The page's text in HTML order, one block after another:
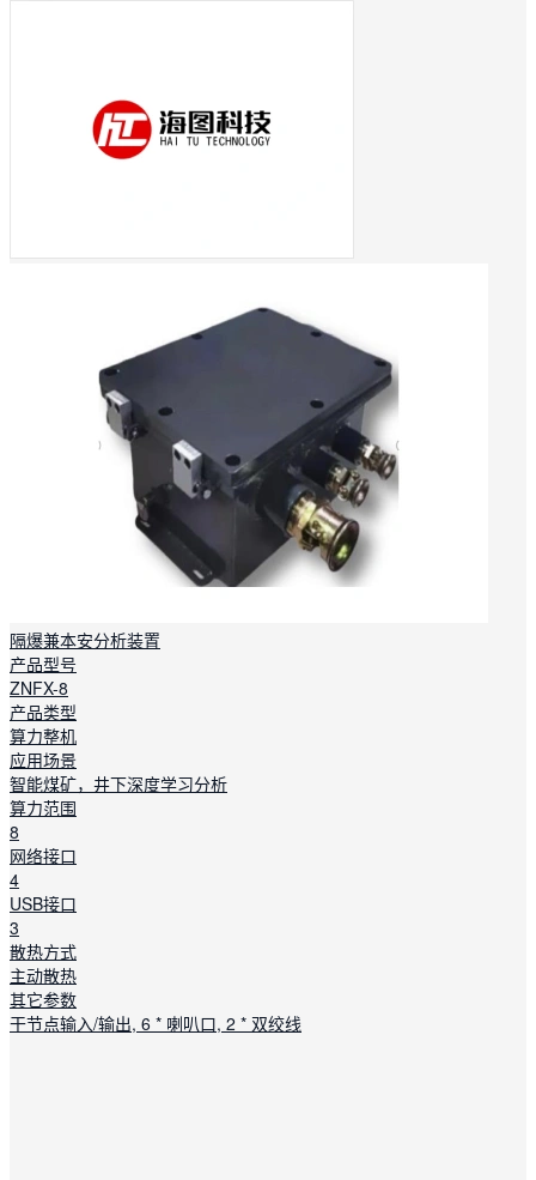
隔爆兼本安分析装置
产品型号
ZNFX-8
产品类型
算力整机
应用场景
智能煤矿，井下深度学习分析
算力范围
8
网络接口
4
USB接口
3
散热方式
主动散热
其它参数
干节点输入/输出, 6 * 喇叭口, 2 * 双绞线